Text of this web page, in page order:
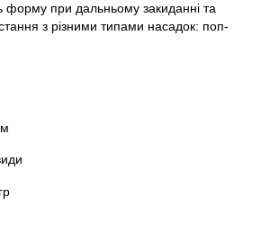
форму при дальньому закиданні та
з різними типами насадок: поп-